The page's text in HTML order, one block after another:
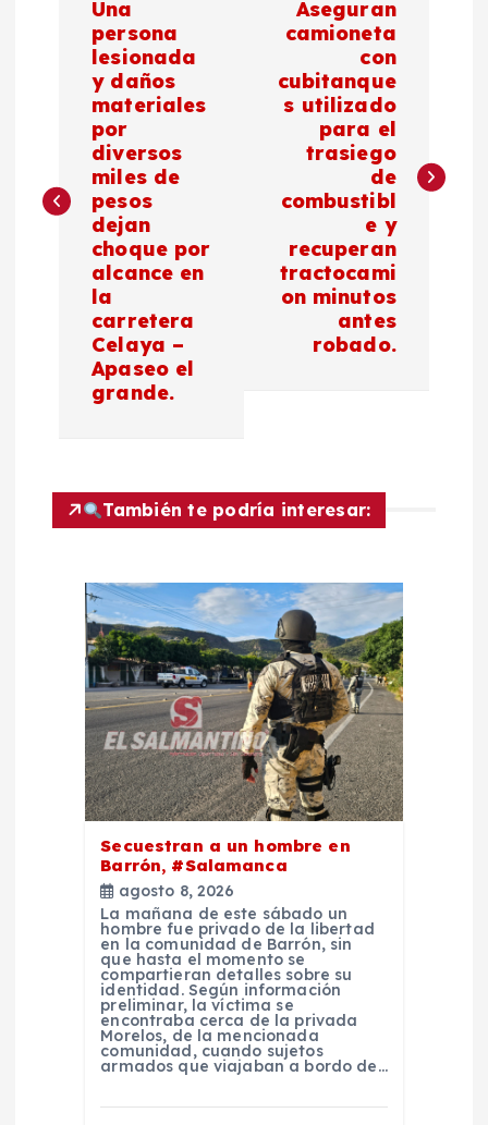
g
d
Una
persona
lesionada
y daños
materiales
por
diversos
miles de
pesos
dejan
choque por
alcance en
la
carretera
Celaya –
Apaseo el
grande.
Aseguran
camioneta
con
cubitanque
s utilizado
para el
trasiego
de
combustibl
e y
recuperan
tractocami
on minutos
antes
robado.
También te podría interesar:
Secuestran a un hombre en
Barrón, #Salamanca
agosto 8, 2026
La mañana de este sábado un
hombre fue privado de la libertad
en la comunidad de Barrón, sin
que hasta el momento se
compartieran detalles sobre su
identidad. Según información
preliminar, la víctima se
encontraba cerca de la privada
Morelos, de la mencionada
comunidad, cuando sujetos
armados que viajaban a bordo de…